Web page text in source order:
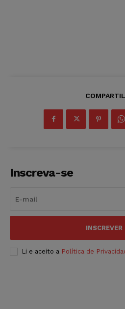
Inscreva-se
INSCREVER
Li e aceito a Política de